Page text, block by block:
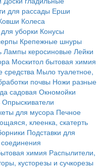
для рассады Ерши
Колеса
уборки Конусы
Крепежные шнуры
Лампы керосиновые Лейки
Москитол бытовая химия
Мыло туалетное,
почвы Ножи разные
садовая Окномойки
Опрыскиватели
для мусора Печное
клеенка, скатерть
Подставки для
химия Распылители,
кусторезы и сучкорезы